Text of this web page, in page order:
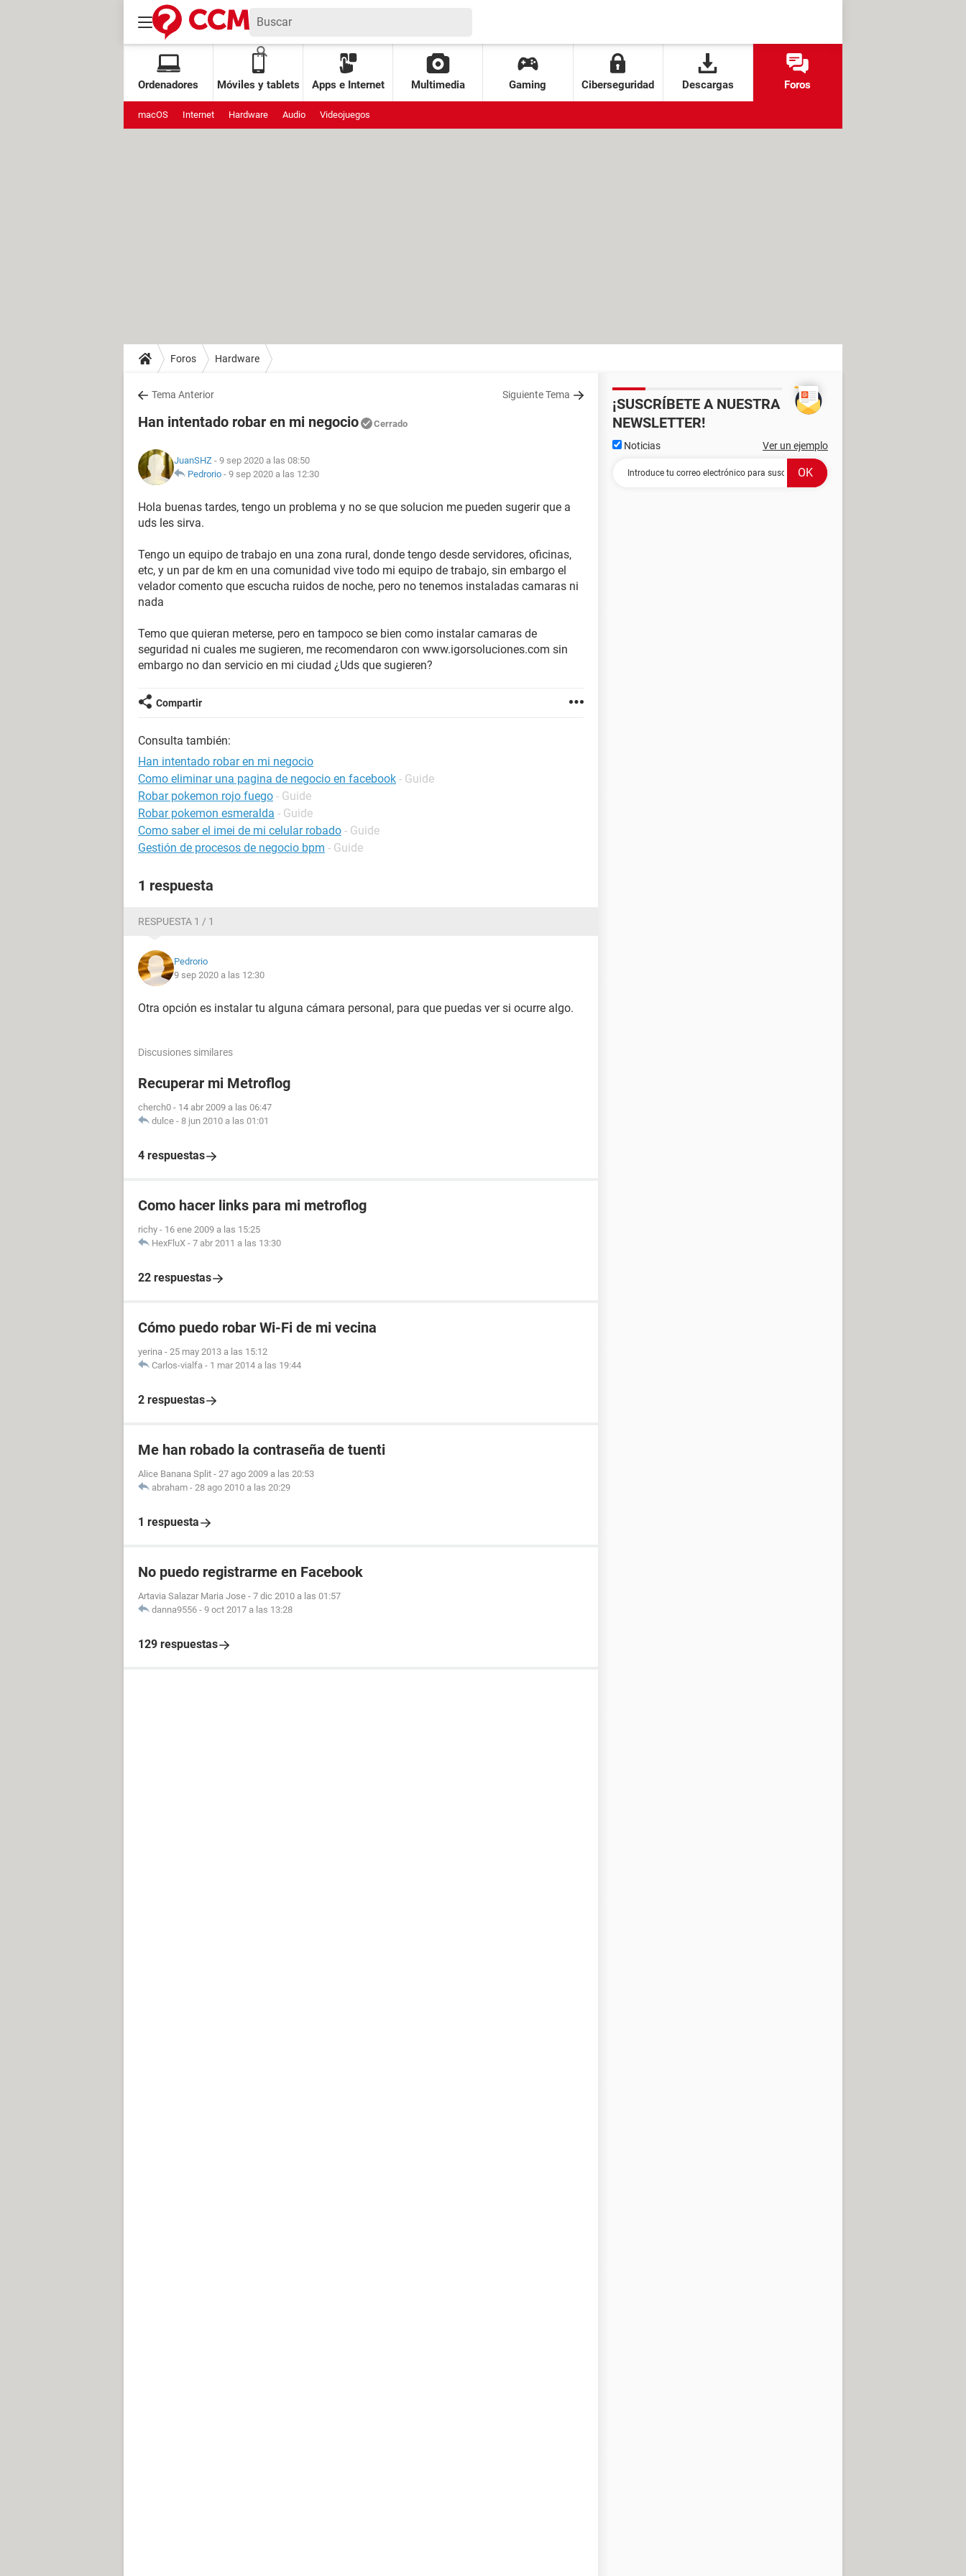
Ordenadores Móviles y tablets Apps e Internet Multimedia Gaming Ciberseguridad Descargas Foros
macOS Internet Hardware Audio Videojuegos
Foros Hardware
Tema Anterior Siguiente Tema
Han intentado robar en mi negocio Cerrado
JuanSHZ - 9 sep 2020 a las 08:50
Pedrorio - 9 sep 2020 a las 12:30
Hola buenas tardes, tengo un problema y no se que solucion me pueden sugerir que a
uds les sirva.
Tengo un equipo de trabajo en una zona rural, donde tengo desde servidores, oficinas,
etc, y un par de km en una comunidad vive todo mi equipo de trabajo, sin embargo el
velador comento que escucha ruidos de noche, pero no tenemos instaladas camaras ni
nada
Temo que quieran meterse, pero en tampoco se bien como instalar camaras de
seguridad ni cuales me sugieren, me recomendaron con www.igorsoluciones.com sin
embargo no dan servicio en mi ciudad ¿Uds que sugieren?
Compartir
Consulta también:
Han intentado robar en mi negocio
Como eliminar una pagina de negocio en facebook - Guide
Robar pokemon rojo fuego - Guide
Robar pokemon esmeralda - Guide
Como saber el imei de mi celular robado - Guide
Gestión de procesos de negocio bpm - Guide
1 respuesta
RESPUESTA 1 / 1
Pedrorio
9 sep 2020 a las 12:30
Otra opción es instalar tu alguna cámara personal, para que puedas ver si ocurre algo.
Discusiones similares
Recuperar mi Metroflog
cherch0 - 14 abr 2009 a las 06:47
dulce - 8 jun 2010 a las 01:01
4 respuestas
Como hacer links para mi metroflog
richy - 16 ene 2009 a las 15:25
HexFluX - 7 abr 2011 a las 13:30
22 respuestas
Cómo puedo robar Wi-Fi de mi vecina
yerina - 25 may 2013 a las 15:12
Carlos-vialfa - 1 mar 2014 a las 19:44
2 respuestas
Me han robado la contraseña de tuenti
Alice Banana Split - 27 ago 2009 a las 20:53
abraham - 28 ago 2010 a las 20:29
1 respuesta
No puedo registrarme en Facebook
Artavia Salazar Maria Jose - 7 dic 2010 a las 01:57
danna9556 - 9 oct 2017 a las 13:28
129 respuestas
¡SUSCRÍBETE A NUESTRA
NEWSLETTER!
Noticias Ver un ejemplo